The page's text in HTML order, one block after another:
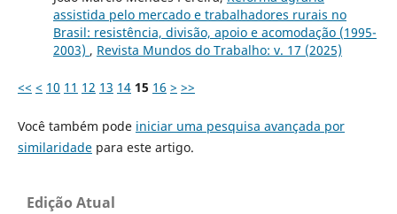
assistida pelo mercado e trabalhadores rurais no
Brasil: resistência, divisão, apoio e acomodação (1995-
2003) , Revista Mundos do Trabalho: v. 17 (2025)
<< < 10 11 12 13 14 15 16 > >>
Você também pode iniciar uma pesquisa avançada por
similaridadepara este artigo.
Edição Atual